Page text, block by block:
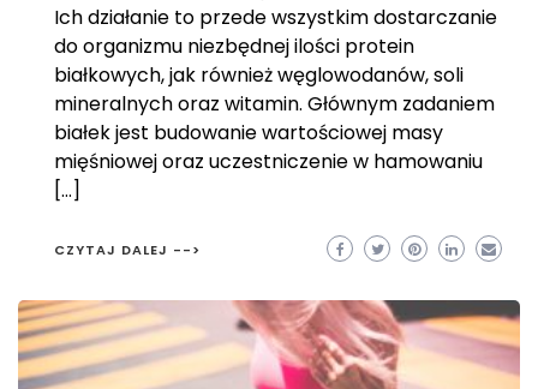
Ich działanie to przede wszystkim dostarczanie
do organizmu niezbędnej ilości protein
białkowych, jak również węglowodanów, soli
mineralnych oraz witamin. Głównym zadaniem
białek jest budowanie wartościowej masy
mięśniowej oraz uczestniczenie w hamowaniu
[…]
CZYTAJ DALEJ -->